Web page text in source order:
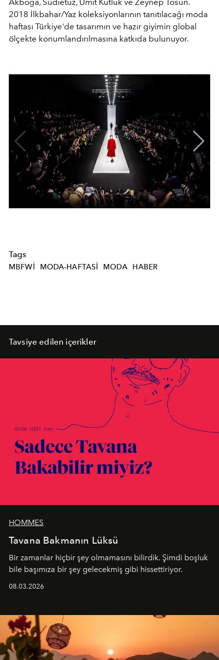
Akboğa, Sudietuz, Ümit Kutluk ve Zeynep Tosun.
2018 İlkbahar/Yaz koleksiyonlarının tanıtılacağı moda
haftası Türkiye'de tasarımın ve hazır giyimin global
ölçekte konumlandırılmasına katkıda bulunuyor.
Tags
MBFWI MODA-HAFTASI MODA HABER
Tavsiye edilen içerikler
HOMMES
Tavana Bakmanın Lüksü
Bir zamanlar hiçbir şey olmamasını bilirdik. Şimdi boşluk
bile başımıza bir şey gelecekmiş gibi hissettiriyor.
08.03.2026